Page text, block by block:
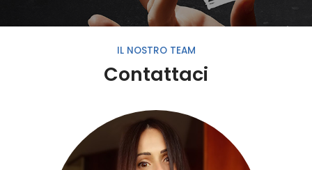
IL NOSTRO TEAM
Contattaci